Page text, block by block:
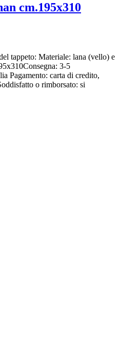
cm.195x310
tappeto: Materiale: lana (vello) e
3-5
Pagamento: carta di credito,
o rimborsato: si